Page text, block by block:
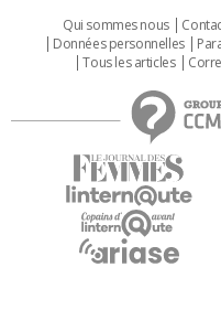
Qui sommes nous
Données personnelles
Tous les articles